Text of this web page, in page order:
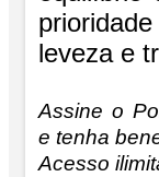
leveza e
Assine o
e tenha
Acesso